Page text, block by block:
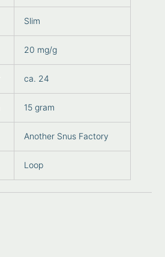
Slim
20 mg/g
ca. 24
15 gram
Another Snus Factory
Loop